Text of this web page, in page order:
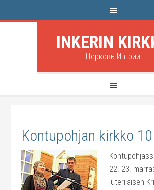
INKERIN
Церковь Ингрии
Kontupohjan kirkko
22.-23.
luterilaisen